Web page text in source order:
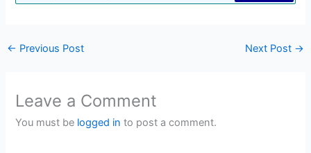
← Previous Post Next Post →
Leave a Comment
You must be logged in to post a comment.